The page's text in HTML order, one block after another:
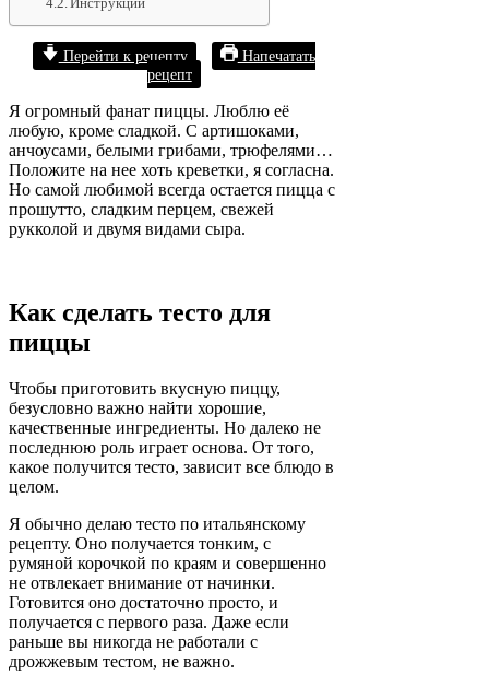
Перейти к рецепту
Напечатать
рецепт
Я огромный фанат пиццы. Люблю её
любую, кроме сладкой. С артишоками,
анчоусами, белыми грибами, трюфелями…
Положите на нее хоть креветки, я согласна.
Но самой любимой всегда остается пицца с
прошутто, сладким перцем, свежей
рукколой и двумя видами сыра.
Как сделать тесто для
пиццы
Чтобы приготовить вкусную пиццу,
безусловно важно найти хорошие,
качественные ингредиенты. Но далеко не
последнюю роль играет основа. От того,
какое получится тесто, зависит все блюдо в
целом.
Я обычно делаю тесто по итальянскому
рецепту. Оно получается тонким, с
румяной корочкой по краям и совершенно
не отвлекает внимание от начинки.
Готовится оно достаточно просто, и
получается с первого раза. Даже если
раньше вы никогда не работали с
дрожжевым тестом, не важно.